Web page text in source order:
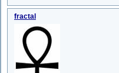
fractal